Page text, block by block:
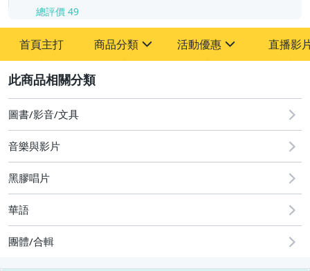
總評價 49
首頁主打 商品分類
其它
活動優惠
[全店] 粉絲專享
[全店] 週年慶
直播影
圖書/影音/文具
音樂與影片
黑膠唱片
華語
團體/合輯